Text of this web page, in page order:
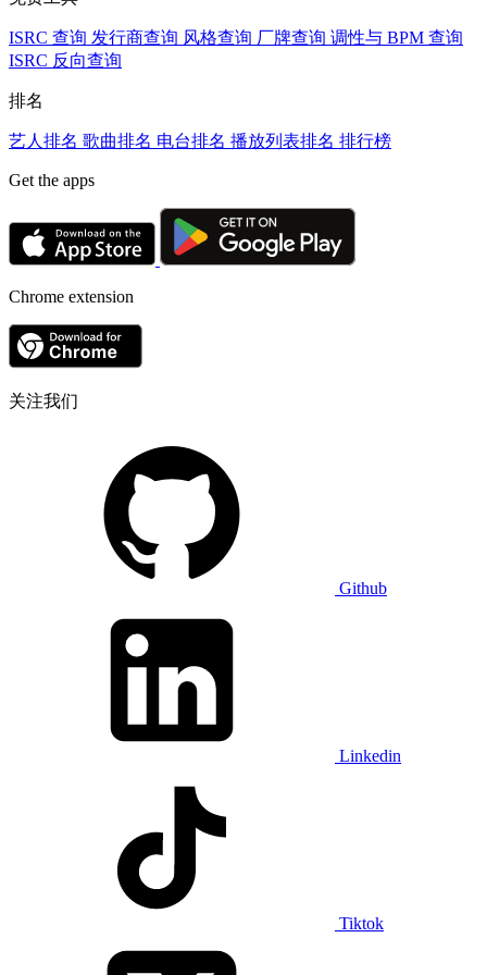
ISRC 查询 发行商查询 风格查询 厂牌查询 调性与 BPM 查询
ISRC 反向查询
排名
艺人排名 歌曲排名 电台排名 播放列表排名 排行榜
Get the apps
Chrome extension
关注我们
Github
Linkedin
Tiktok